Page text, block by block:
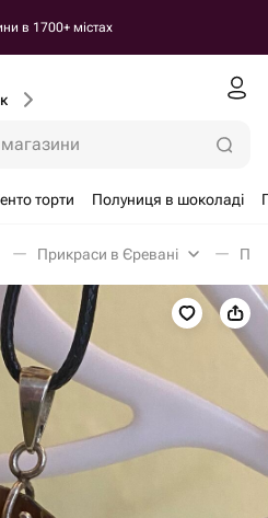
в 1700+ містах
торти Полуниця в шоколаді
Прикраси в Єревані